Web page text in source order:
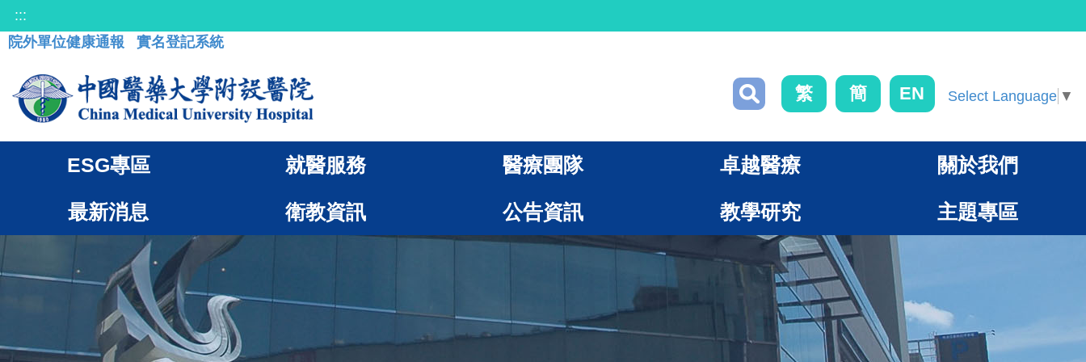
:::
院外單位健康通報
實名登記系統
繁 簡 EN Select Language ▼
ESG專區 就醫服務 醫療團隊 卓越醫療 關於我們
最新消息 衛教資訊 公告資訊 教學研究 主題專區